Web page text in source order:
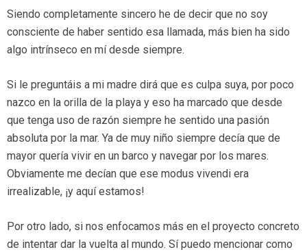
Siendo completamente sincero he de decir que no soy
consciente de haber sentido esa llamada, más bien ha sido
algo intrínseco en mí desde siempre.
Si le preguntáis a mi madre dirá que es culpa suya, por poco
nazco en la orilla de la playa y eso ha marcado que desde
que tenga uso de razón siempre he sentido una pasión
absoluta por la mar. Ya de muy niño siempre decía que de
mayor quería vivir en un barco y navegar por los mares.
Obviamente me decían que ese modus vivendi era
irrealizable, ¡y aquí estamos!
Por otro lado, si nos enfocamos más en el proyecto concreto
de intentar dar la vuelta al mundo. Sí puedo mencionar como